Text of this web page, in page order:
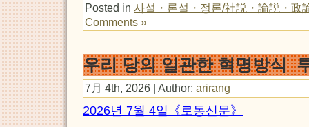
Posted in 사설・론설・정론/社説・論説・政
Comments »
우리 당의 일관한 혁명방식
7月 4th, 2026 | Author: arirang
2026년 7월 4일《로동신문》